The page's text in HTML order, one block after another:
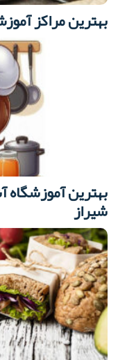
بهترین مراکز
بهترین آموزشگاه
شیراز